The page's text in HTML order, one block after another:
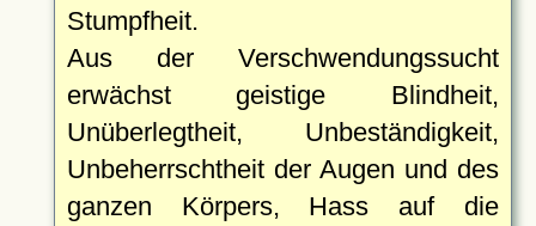
Stumpfheit.
Aus der Verschwendungssucht
erwächst geistige Blindheit,
Unüberlegtheit, Unbeständigkeit,
Unbeherrschtheit der Augen und des
ganzen Körpers, Hass auf die